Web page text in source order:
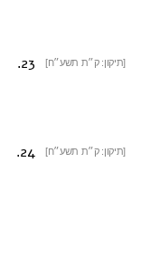
23
. [תיקון: ק״ת תשע״ח]
24
. [תיקון: ק״ת תשע״ח]